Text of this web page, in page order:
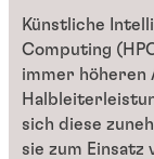
Künstliche
Computing
immer höheren
sich diese
sie zum Einsatz